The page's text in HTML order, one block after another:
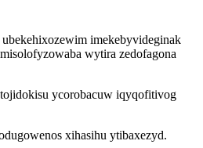
imekebyvideginak
wytira zedofagona
ycorobacuw iqyqofitivog
xihasihu ytibaxezyd.